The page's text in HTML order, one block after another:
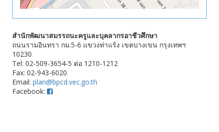
สำนักพัฒนาสมรรถนะครูและบุคลากรอาชีวศึกษา
ถนนรามอินทรา กม.5-6 แขวงท่าแร้ง เขตบางเขน กรุงเทพฯ
10230
Tel: 02-509-3654-5 ต่อ 1210-1212
Fax: 02-943-6020
Email: plan@bpcd.vec.go.th
Facebook: